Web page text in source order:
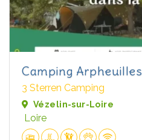
Camping Arpheuilles
3 Sterren Camping
Vézelin-sur-Loire
Loire